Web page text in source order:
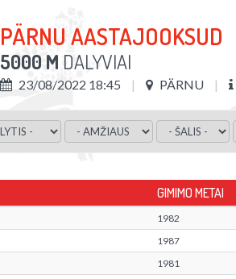
PÄRNU AASTAJOOKSUD
5000 M DALYVIAI
23/08/2022 18:45 PÄRNU
GIMIMO METAI
1982
1987
1981